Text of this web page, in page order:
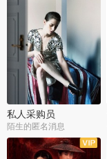
私人采购员
陌生的匿名消息